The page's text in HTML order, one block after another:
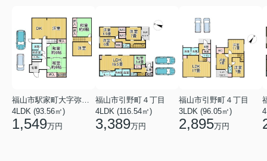
福山市駅家町大字弥生ケ丘
4LDK (93.56㎡)
1,549万円
福山市引野町４丁目
4LDK (116.54㎡)
3,389万円
福山市引野町４丁目
3LDK (96.05㎡)
2,895万円